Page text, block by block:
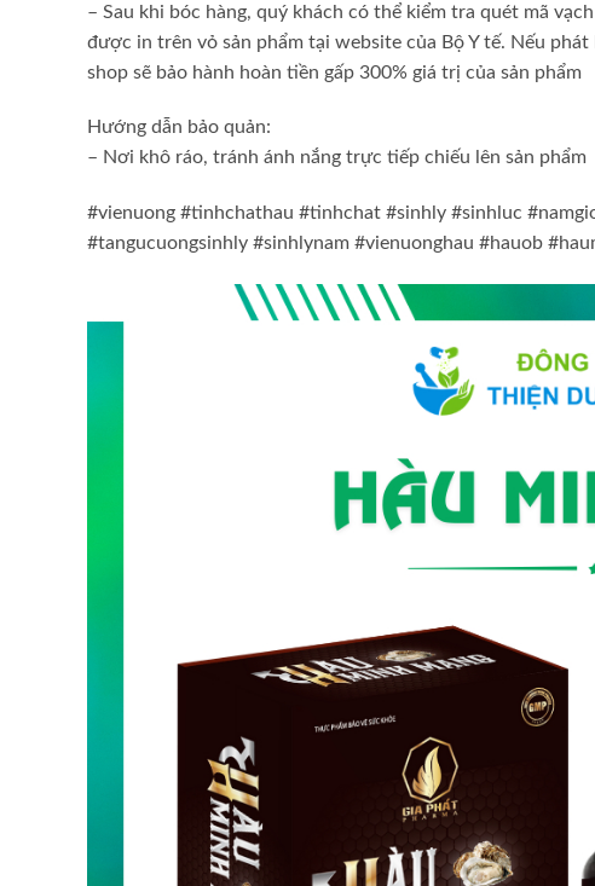
– Sau khi bóc hàng, quý khách có thể kiểm tra quét mã
được in trên vỏ sản phẩm tại website của Bộ Y tế. Nếu
shop sẽ bảo hành hoàn tiền gấp 300% giá trị của sản phẩm
Hướng dẫn bảo quản:
– Nơi khô ráo, tránh ánh nắng trực tiếp chiếu lên sản phẩm
#vienuong #tinhchathau #tinhchat #sinhly #sinhluc
#tangucuongsinhly #sinhlynam #vienuonghau #hauob